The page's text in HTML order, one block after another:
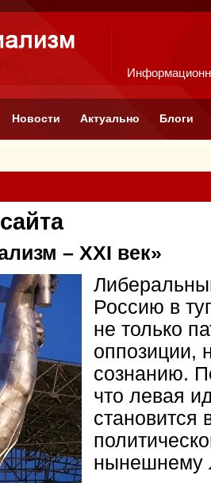
Новости Актуально Блоги
– XXI век»
Россию в
не только
оппозиции,
сознанию.
что левая
становится
нынешнему